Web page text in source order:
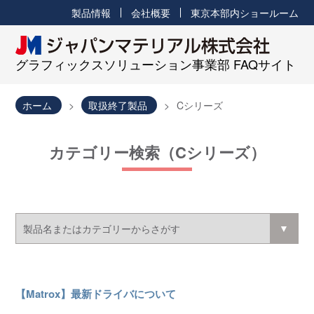
グラフィックスソリューション事業部 FAQサイト
製品情報 会社概要 東京本部内ショールーム
ホーム 取扱終了製品 Cシリーズ
カテゴリー検索（Cシリーズ）
【Matrox】最新ドライバについて